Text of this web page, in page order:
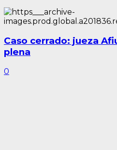
Caso cerrado: jueza
plena
0